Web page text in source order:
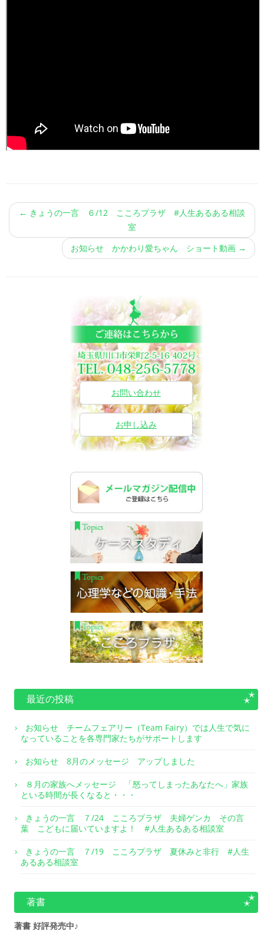
← きょうの一言 ６/12 こころプラザ #人生あるある相談
室
お知らせ かかわり愛ちゃん ショート動画 →
お問い合わせ
お申し込み
最近の投稿
お知らせ チームフェアリー（Team Fairy）では人生で気に
なっていることを各専門家たちがサポートします
お知らせ 8月のメッセージ アップしました
８月の家族へメッセージ 「怒ってしまったあなたへ」家族
といる時間が長くなると・・・
きょうの一言 ７/24 こころプラザ 夫婦ゲンカ その言
葉 こどもに届いていますよ！ #人生あるある相談室
きょうの一言 ７/19 こころプラザ 夏休みと非行 #人生
あるある相談室
著書
著書 好評発売中♪